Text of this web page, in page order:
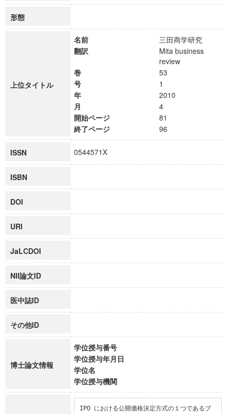
形態
上位タイトル
名前
三田商学研究
翻訳
Mita business
review
巻
53
号
1
年
2010
月
4
開始ページ
81
終了ページ
96
ISSN 0544571X
ISBN
DOI
URI
JaLCDOI
NII論文ID
医中誌ID
その他ID
博士論文情報
学位授与番号
学位授与年月日
学位名
学位授与機関
IPO における公開価格決定方式の１つであるブ